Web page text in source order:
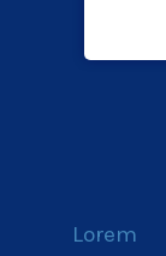
Lorem